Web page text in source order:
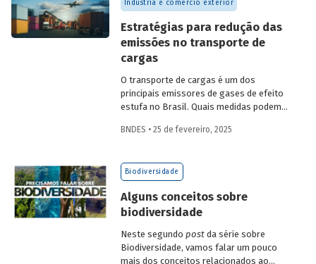
crescimento do país, tendo se fortalecido
como grande vetor da
neoindustrialização e do fomento à
inovação, à transição energética, à
economia verde e aos investimentos de
Indústria e comércio exterior
Estratégias para redução das
emissões no transporte de
cargas
O transporte de cargas é um dos
principais emissores de gases de efeito
estufa no Brasil. Quais medidas podem
ambiental? Confira as estratégias que
BNDES • 25 de fevereiro, 2025
Biodiversidade
Alguns conceitos sobre
biodiversidade
Neste segundo postda série sobre
Biodiversidade, vamos falar um pouco
mais dos conceitos relacionados ao